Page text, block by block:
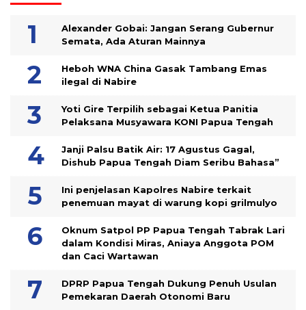
Alexander Gobai: Jangan Serang Gubernur
Semata, Ada Aturan Mainnya
Heboh WNA China Gasak Tambang Emas
ilegal di Nabire
Yoti Gire Terpilih sebagai Ketua Panitia
Pelaksana Musyawara KONI Papua Tengah
Janji Palsu Batik Air: 17 Agustus Gagal,
Dishub Papua Tengah Diam Seribu Bahasa”
Ini penjelasan Kapolres Nabire terkait
penemuan mayat di warung kopi grilmulyo
Oknum Satpol PP Papua Tengah Tabrak Lari
dalam Kondisi Miras, Aniaya Anggota POM
dan Caci Wartawan
DPRP Papua Tengah Dukung Penuh Usulan
Pemekaran Daerah Otonomi Baru